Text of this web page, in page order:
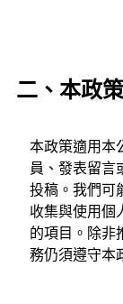
二、本政
本政策適用本
員、發表留言
投稿。我們可
收集與使用個
的項目。除非
務仍須遵守本